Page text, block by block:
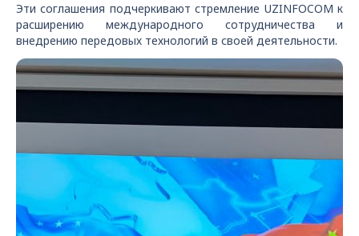
Эти соглашения подчеркивают стремление UZINFOCOM к
расширению международного сотрудничества и
внедрению передовых технологий в своей деятельности.